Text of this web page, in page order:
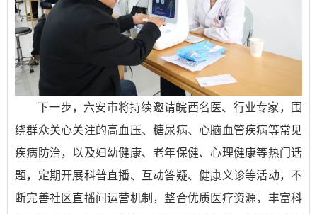
下一步，六安市将持续邀请皖西名医、行业专家，围
绕群众关心关注的高血压、糖尿病、心脑血管疾病等常见
疾病防治，以及妇幼健康、老年保健、心理健康等热门话
题，定期开展科普直播、互动答疑、健康义诊等活动，不
断完善社区直播间运营机制，整合优质医疗资源，丰富科